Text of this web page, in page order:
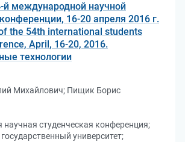
международной научной
16-20 апреля 2016 г.
the 54th international students
April, 16-20, 2016.
технологии
Михайлович; Пищик Борис
студенческая конференция;
университет;